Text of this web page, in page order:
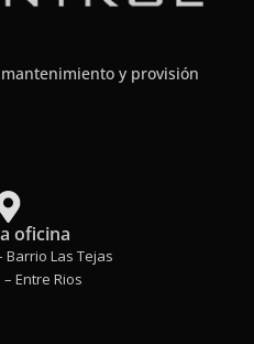
y provisión
oficina
Barrio Las Tejas
Entre Rios